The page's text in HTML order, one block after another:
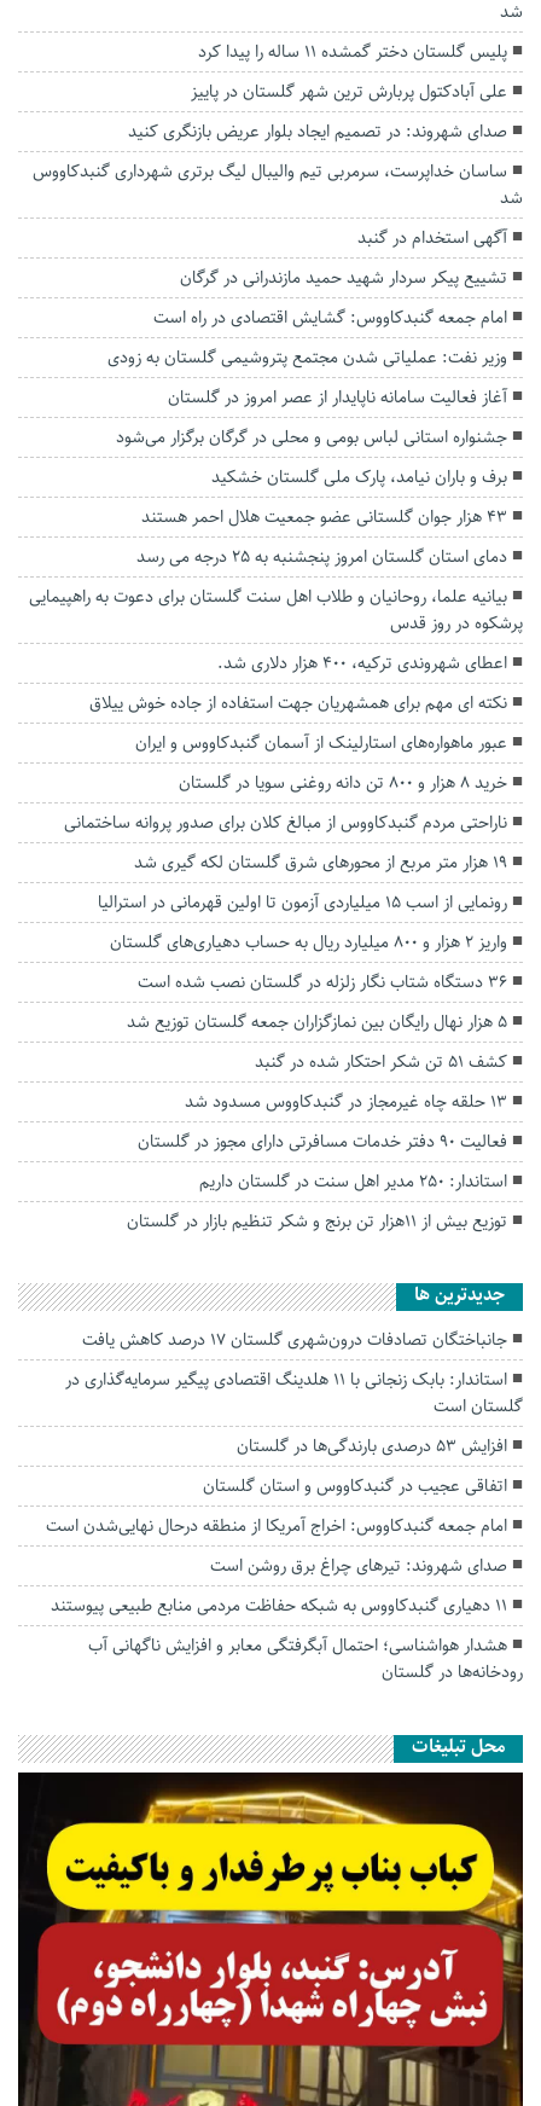
شد
پلیس گلستان دختر گمشده ۱۱ ساله را پیدا کرد
علی آبادکتول پربارش ترین شهر گلستان در پاییز
صدای شهروند: در تصمیم ایجاد بلوار عریض بازنگری کنید
ساسان خداپرست، سرمربی تیم والیبال لیگ برتری شهرداری گنبدکاووس
شد
آگهی استخدام در گنبد
تشییع پیکر سردار شهید حمید مازندرانی در گرگان
امام جمعه گنبدکاووس: گشایش اقتصادی در راه است
وزیر نفت: عملیاتی شدن مجتمع پتروشیمی گلستان به زودی
آغاز فعالیت سامانه ناپایدار از عصر امروز در گلستان
جشنواره استانی لباس بومی و محلی در گرگان برگزار می‌شود
برف و باران نیامد، پارک ملی گلستان خشکید
۴۳ هزار جوان گلستانی عضو جمعیت هلال احمر هستند
دمای استان گلستان امروز پنجشنبه به ۲۵ درجه می رسد
بیانیه علما، روحانیان و طلاب اهل سنت گلستان برای دعوت به راهپیمایی
پرشکوه در روز قدس
اعطای شهروندی ترکیه، 400 هزار دلاری شد.
نکته ای مهم برای همشهریان جهت استفاده از جاده خوش ییلاق
عبور ماهواره‌های استارلینک از آسمان گنبدکاووس و ایران
خرید ۸ هزار و ۸۰۰ تن دانه روغنی سویا در گلستان
ناراحتی مردم گنبدکاووس از مبالغ کلان برای صدور پروانه ساختمانی
۱۹ هزار متر مربع از محور‌های شرق گلستان لکه گیری شد
رونمایی از اسب ١۵ میلیاردی آزمون تا اولین قهرمانی در استرالیا
واریز ۲ هزار و ۸۰۰ میلیارد ریال به حساب دهیاری‌های گلستان
۳۶ دستگاه شتاب نگار زلزله در گلستان نصب شده است
۵ هزار نهال رایگان بین نمازگزاران جمعه گلستان توزیع شد
کشف ۵۱ تن شکر احتکار شده در گنبد
۱۳ حلقه چاه غیرمجاز در گنبدکاووس مسدود شد
فعالیت ۹۰ دفتر خدمات مسافرتی دارای مجوز در گلستان
استاندار: ۲۵۰ مدیر اهل سنت در گلستان داریم
توزیع بیش از ۱۱هزار تن برنج و شکر تنظیم بازار در گلستان
جديدترين ها
جانباختگان تصادفات درون‌شهری گلستان ۱۷ درصد کاهش یافت
استاندار: بابک زنجانی با ۱۱ هلدینگ اقتصادی پیگیر سرمایه‌گذاری در
گلستان است
افزایش ۵۳ درصدی بارندگی‌ها در گلستان
اتفاقی عجیب در‌ گنبدکاووس و استان گلستان
امام جمعه گنبدکاووس: اخراج آمریکا از منطقه درحال نهایی‌شدن است
صدای شهروند: تیرهای چراغ برق روشن است
۱۱ دهیاری گنبدکاووس به شبکه حفاظت مردمی منابع طبیعی پیوستند
هشدار هواشناسی؛ احتمال آبگرفتگی معابر و افزایش ناگهانی آب
رودخانه‌ها در گلستان
محل تبلیغات